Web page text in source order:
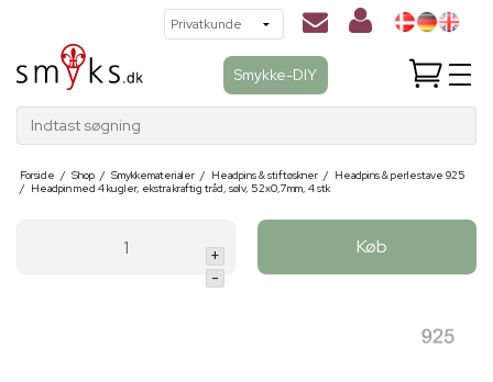
Smykke-DIY
Indtast søgning
Forside / Shop / Smykkematerialer / Headpins & stiftøskner / Headpins & perlestave 925
/ Headpin med 4 kugler, ekstra kraftig tråd, sølv, 52x0,7mm, 4 stk
+
-
Køb